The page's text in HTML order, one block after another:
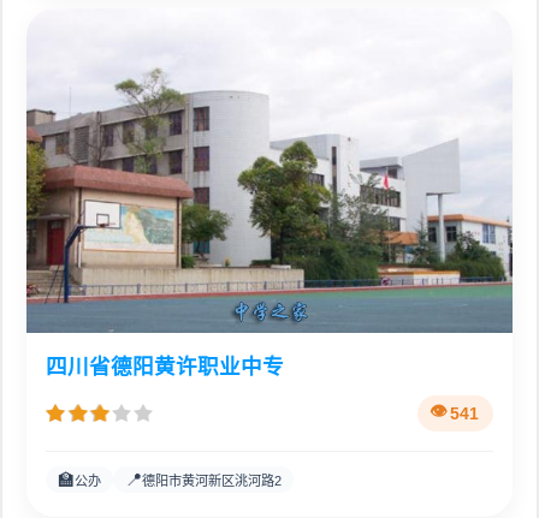
四川省德阳黄许职业中专
541
🏫公办 📍德阳市黄河新区洮河路2